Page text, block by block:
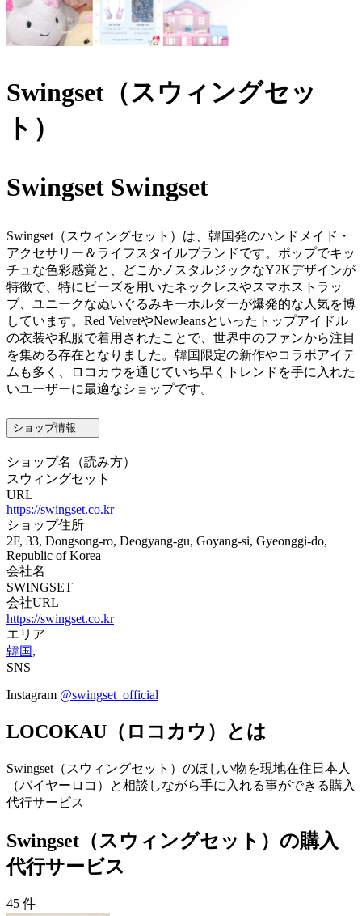
Swingset（スウィングセッ
ト）
Swingset Swingset
Swingset（スウィングセット）は、韓国発のハンドメイド・
アクセサリー＆ライフスタイルブランドです。ポップでキッ
チュな色彩感覚と、どこかノスタルジックなY2Kデザインが
特徴で、特にビーズを用いたネックレスやスマホストラッ
プ、ユニークなぬいぐるみキーホルダーが爆発的な人気を博
しています。Red VelvetやNewJeansといったトップアイドル
の衣装や私服で着用されたことで、世界中のファンから注目
を集める存在となりました。韓国限定の新作やコラボアイテ
ムも多く、ロコカウを通じていち早くトレンドを手に入れた
いユーザーに最適なショップです。
ショップ情報
ショップ名
（読み方）
スウィングセット
URL
https://swingset.co.kr
ショップ住所
2F, 33, Dongsong-ro, Deogyang-gu, Goyang-si, Gyeonggi-do,
Republic of Korea
会社名
SWINGSET
会社URL
https://swingset.co.kr
エリア
韓国,
SNS
Instagram @swingset_official
LOCOKAU（ロコカウ）とは
Swingset（スウィングセット）のほしい物を現地在住日本人
（バイヤーロコ）と相談しながら手に入れる事ができる購入
代行サービス
Swingset（スウィングセット）の購入
代行サービス
45 件